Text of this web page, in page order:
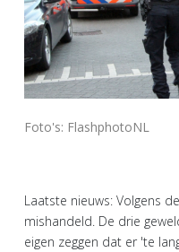
Foto's: FlashphotoNL
Laatste nieuws: Volgens
mishandeld. De drie
eigen zeggen dat er 'te